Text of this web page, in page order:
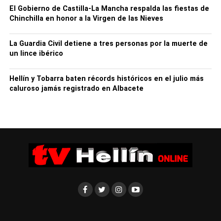
El Gobierno de Castilla-La Mancha respalda las fiestas de
Chinchilla en honor a la Virgen de las Nieves
La Guardia Civil detiene a tres personas por la muerte de
un lince ibérico
Hellín y Tobarra baten récords históricos en el julio más
caluroso jamás registrado en Albacete